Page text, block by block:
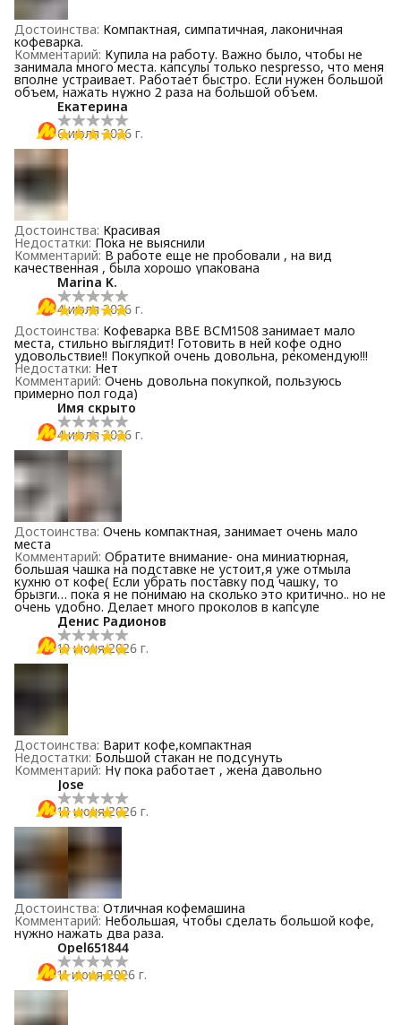
Достоинства: Компактная, симпатичная, лаконичная
кофеварка.
Комментарий: Купила на работу. Важно было, чтобы не
занимала много места. капсулы только nespresso, что меня
вполне устраивает. Работает быстро. Если нужен большой
объем, нажать нужно 2 раза на большой объем.
Екатерина
6 июля 2026 г.
Достоинства: Красивая
Недостатки: Пока не выяснили
Комментарий: В работе еще не пробовали , на вид
качественная , была хорошо упакована
Marina K.
4 июля 2026 г.
Достоинства: Кофеварка ВВЕ ВСМ1508 занимает мало
места, стильно выглядит! Готовить в ней кофе одно
удовольствие!! Покупкой очень довольна, рекомендую!!!
Недостатки: Нет
Комментарий: Очень довольна покупкой, пользуюсь
примерно пол года)
Имя скрыто
4 июля 2026 г.
Достоинства: Очень компактная, занимает очень мало
места
Комментарий: Обратите внимание- она миниатюрная,
большая чашка на подставке не устоит,я уже отмыла
кухню от кофе( Если убрать поставку под чашку, то
брызги… пока я не понимаю на сколько это критично.. но не
очень удобно. Делает много проколов в капсуле
Денис Радионов
19 июня 2026 г.
Достоинства: Варит кофе,компактная
Недостатки: Большой стакан не подсунуть
Комментарий: Ну пока работает , жена давольно
Jose
13 июня 2026 г.
Достоинства: Отличная кофемашина
Комментарий: Небольшая, чтобы сделать большой кофе,
нужно нажать два раза.
Opel651844
11 июня 2026 г.